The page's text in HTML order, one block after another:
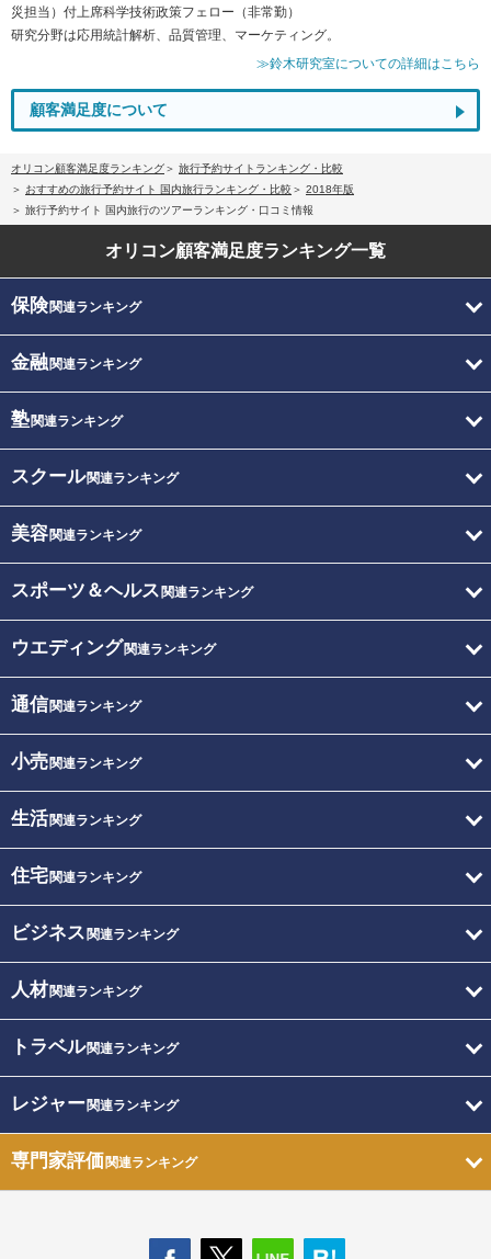
災担当）付上席科学技術政策フェロー（非常勤）
研究分野は応用統計解析、品質管理、マーケティング。
≫鈴木研究室についての詳細はこちら
顧客満足度について
オリコン顧客満足度ランキング
旅行予約サイトランキング・比較
おすすめの旅行予約サイト 国内旅行ランキング・比較
2018年版
旅行予約サイト 国内旅行のツアーランキング・口コミ情報
オリコン顧客満足度ランキング一覧
保険関連ランキング
金融関連ランキング
塾関連ランキング
スクール関連ランキング
美容関連ランキング
スポーツ＆ヘルス 関連ランキング
ウエディング関連ランキング
通信関連ランキング
小売関連ランキング
生活関連ランキング
住宅関連ランキング
ビジネス 関連ランキング
人材関連ランキング
トラベル関連ランキング
レジャー関連ランキング
専門家評価関連ランキング